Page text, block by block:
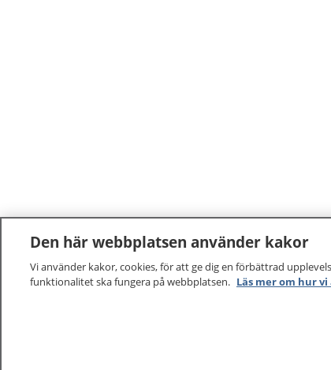
Den här webbplatsen använder kakor
Vi använder kakor, cookies, för att ge dig en förbättrad
funktionalitet ska fungera på webbplatsen. Läs mer om hur